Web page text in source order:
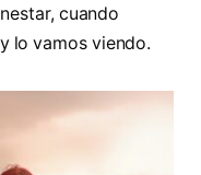
cuando
lo vamos viendo.